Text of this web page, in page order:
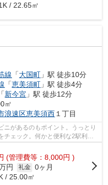
/ 22.65㎡
線 「大国町 」駅 徒歩10分
「恵美須町 」駅 徒歩4分
「新今宮 」駅 徒歩12分
㎡
浪速区恵美須西 １丁目
ニがあるのもポイント。うっとり
ェック。何かと便利な2駅利用
(管理費等：8,000円 )
円 礼金 0ヶ月
/ 25.00㎡